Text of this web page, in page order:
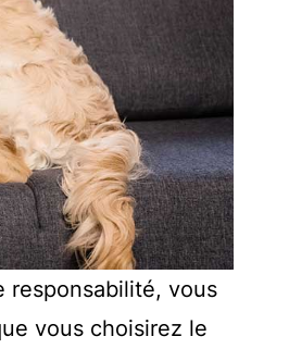
responsabilité, vous
vous choisirez le